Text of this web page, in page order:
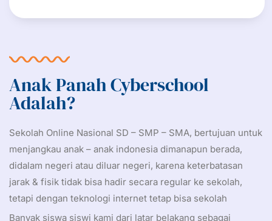
Anak Panah Cyberschool
Adalah?
Sekolah Online Nasional SD – SMP – SMA, bertujuan untuk
menjangkau anak – anak indonesia dimanapun berada,
didalam negeri atau diluar negeri, karena keterbatasan
jarak & fisik tidak bisa hadir secara regular ke sekolah,
tetapi dengan teknologi internet tetap bisa sekolah
Banyak siswa siswi kami dari latar belakang sebagai